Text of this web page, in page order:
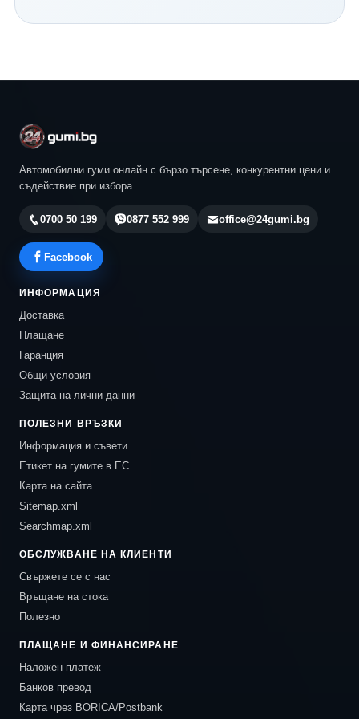
Автомобилни гуми онлайн с бързо търсене, конкурентни цени и
съдействие при избора.
0700 50 199 0877 552 999 office@24gumi.bg
Facebook
ИНФОРМАЦИЯ
Доставка
Плащане
Гаранция
Общи условия
Защита на лични данни
ПОЛЕЗНИ ВРЪЗКИ
Информация и съвети
Етикет на гумите в ЕС
Карта на сайта
Sitemap.xml
Searchmap.xml
ОБСЛУЖВАНЕ НА КЛИЕНТИ
Свържете се с нас
Връщане на стока
Полезно
ПЛАЩАНЕ И ФИНАНСИРАНЕ
Наложен платеж
Банков превод
Карта чрез BORICA/Postbank